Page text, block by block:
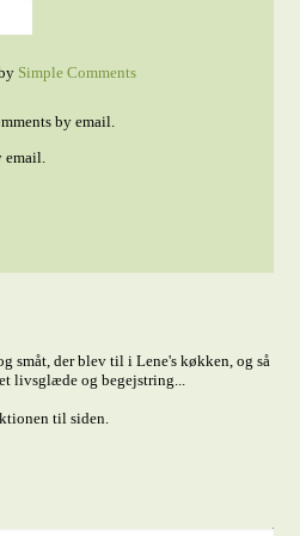
Simple Comments
by email.
email.
småt, der blev til i Lene's køkken, og så
livsglæde og begejstring...
til siden.